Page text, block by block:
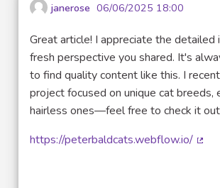
janerose 06/06/2025 18:00
Great article! I appreciate the detailed
fresh perspective you shared. It's
to find quality content like this. I
project focused on unique cat breeds,
hairless ones—feel free to check it
https://peterbaldcats.webflow.io/